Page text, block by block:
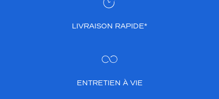
LIVRAISON RAPIDE*
ENTRETIEN À VIE